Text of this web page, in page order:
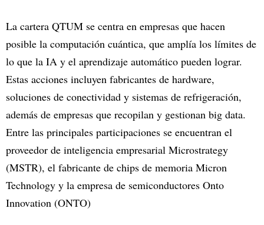
La cartera QTUM se centra en empresas que hacen
posible la computación cuántica, que amplía los límites de
lo que la IA y el aprendizaje automático pueden lograr.
Estas acciones incluyen fabricantes de hardware,
soluciones de conectividad y sistemas de refrigeración,
además de empresas que recopilan y gestionan big data.
Entre las principales participaciones se encuentran el
proveedor de inteligencia empresarial Microstrategy
(MSTR), el fabricante de chips de memoria Micron
Technology y la empresa de semiconductores Onto
Innovation (ONTO)